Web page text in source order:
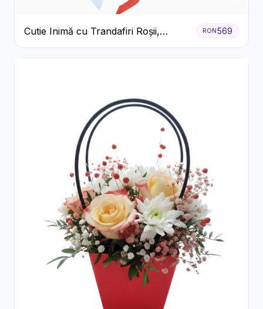
Cutie Inimă cu Trandafiri Roșii,
Crizanteme Albe și Bomboane
Raffaello
RON569